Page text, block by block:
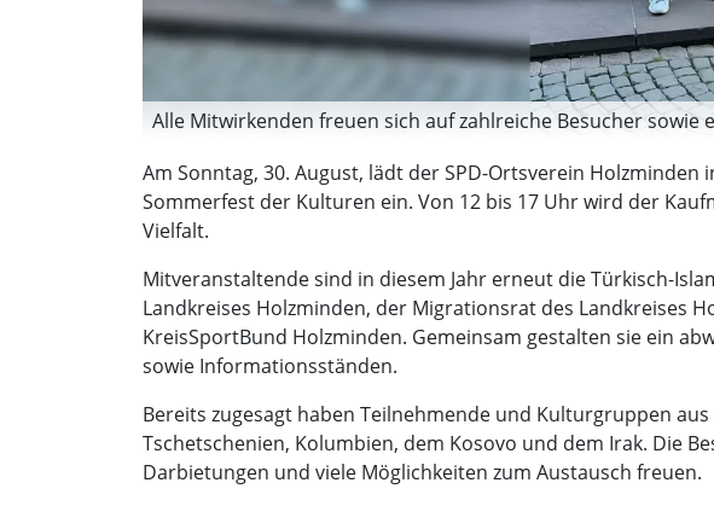
Alle Mitwirkenden freuen sich auf zahlreiche Besucher
Am Sonntag, 30. August, lädt der SPD-Ortsverein
Sommerfest der Kulturen ein. Von 12 bis 17 Uhr wird der
Vielfalt.
Mitveranstaltende sind in diesem Jahr erneut die Türkisch-
Landkreises Holzminden, der Migrationsrat des Landkreises
KreisSportBund Holzminden. Gemeinsam gestalten sie ein
sowie Informationsständen.
Bereits zugesagt haben Teilnehmende und Kulturgruppen
Tschetschenien, Kolumbien, dem Kosovo und dem Irak. Die
Darbietungen und viele Möglichkeiten zum Austausch freuen.